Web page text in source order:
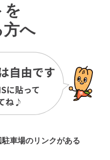
を
方へ
駐車場のリンクがある